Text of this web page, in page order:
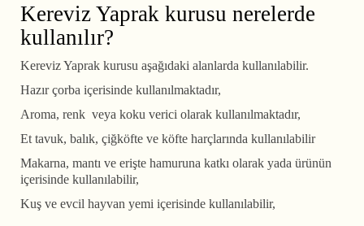
Kereviz Yaprak kurusu nerelerde
kullanılır?
Kereviz Yaprak kurusu aşağıdaki alanlarda kullanılabilir.
Hazır çorba içerisinde kullanılmaktadır,
Aroma, renk veya koku verici olarak kullanılmaktadır,
Et tavuk, balık, çiğköfte ve köfte harçlarında kullanılabilir
Makarna, mantı ve erişte hamuruna katkı olarak yada ürünün
içerisinde kullanılabilir,
Kuş ve evcil hayvan yemi içerisinde kullanılabilir,